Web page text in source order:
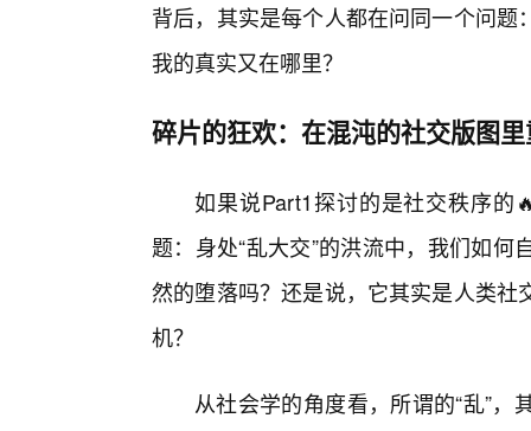
背后，其实是每个人都在问同一个问
我的真实又在哪里？
碎片的狂欢：在混沌的社交版图
如果说Part1探讨的是社交秩序的
题：身处“乱大交”的洪流中，我们如
然的堕落吗？还是说，它其实是人类
机？
从社会学的角度看，所谓的“乱”